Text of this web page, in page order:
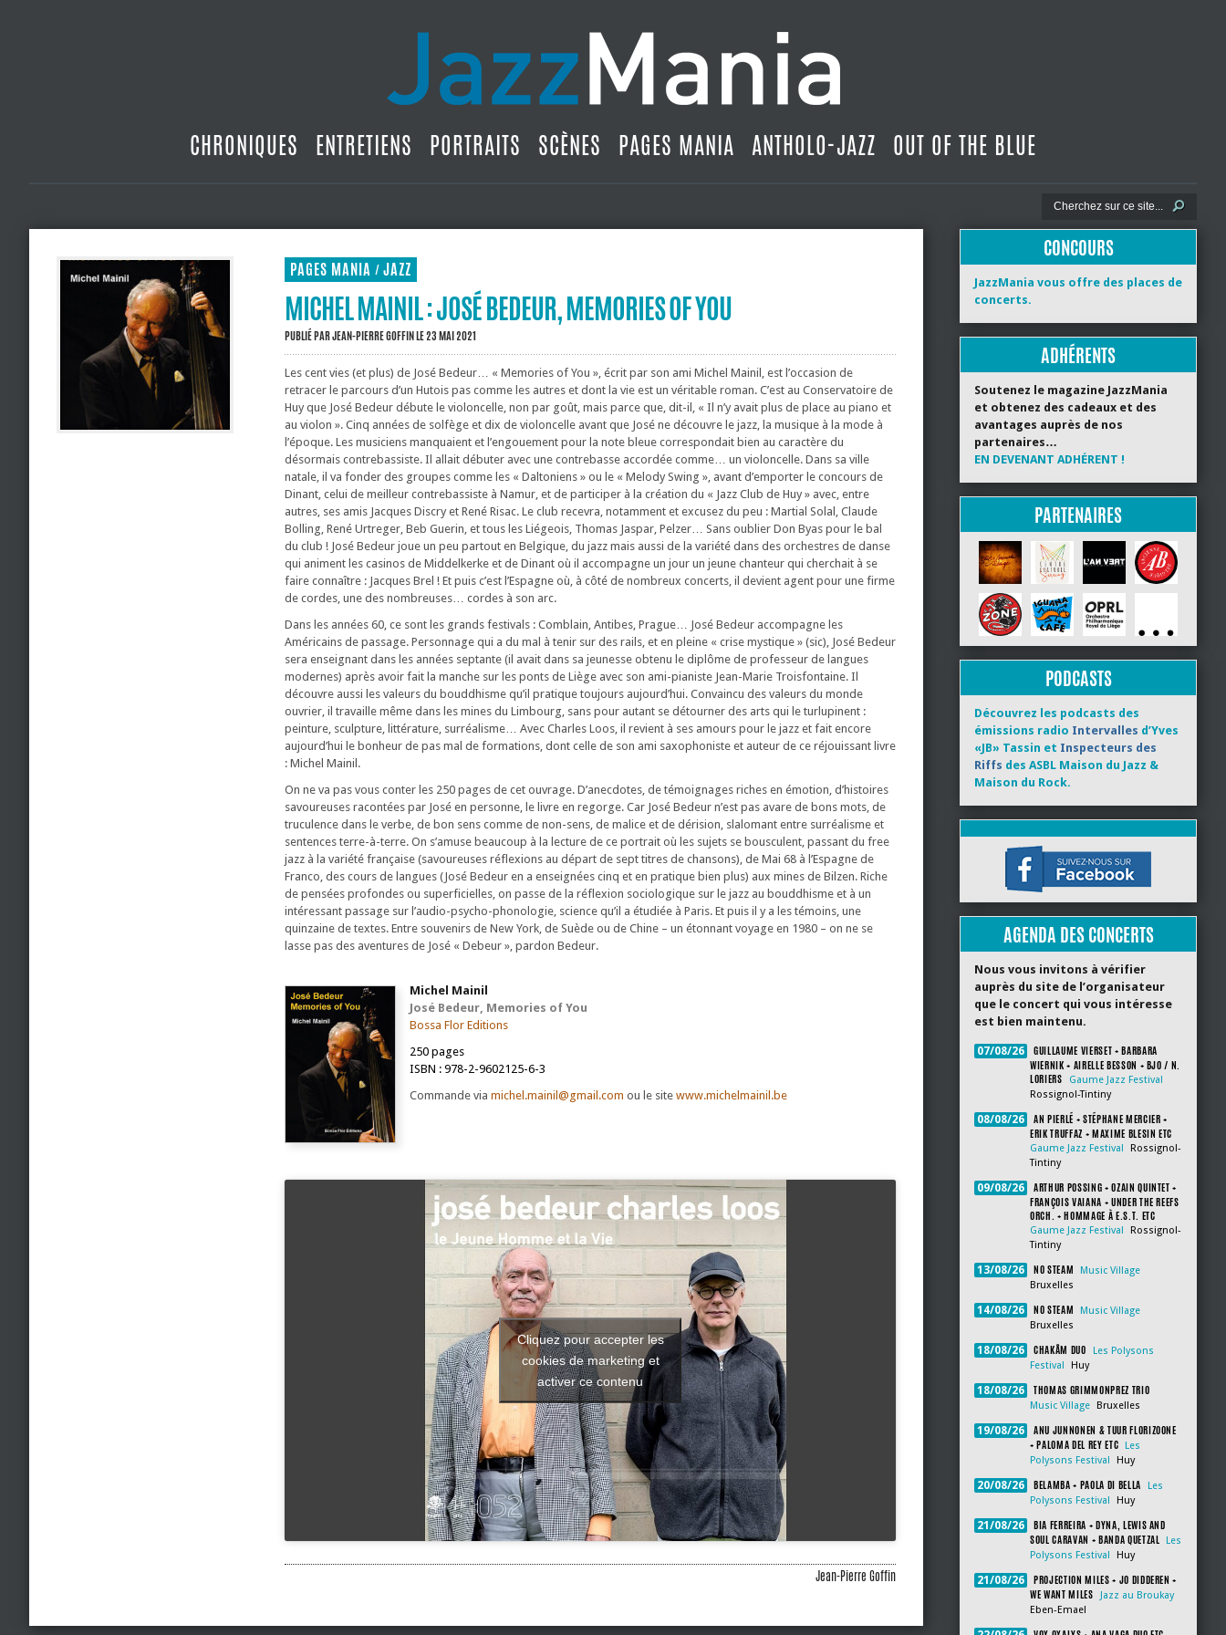
CHRONIQUES ENTRETIENS PORTRAITS SCÈNES PAGES MANIA ANTHOLO-JAZZ OUT OF THE BLUE
PAGES MANIA / JAZZ
MICHEL MAINIL : JOSÉ BEDEUR, MEMORIES OF YOU
PUBLIÉ PARJEAN-PIERRE GOFFINLE 23 MAI 2021
Les cent vies (et plus) de José Bedeur… « Memories of You », écrit par son ami Michel Mainil, est l’occasion de
retracer le parcours d’un Hutois pas comme les autres et dont la vie est un véritable roman. C’est au Conservatoire de
Huy que José Bedeur débute le violoncelle, non par goût, mais parce que, dit-il, « Il n’y avait plus de place au piano et
au violon ». Cinq années de solfège et dix de violoncelle avant que José ne découvre le jazz, la musique à la mode à
l’époque. Les musiciens manquaient et l’engouement pour la note bleue correspondait bien au caractère du
désormais contrebassiste. Il allait débuter avec une contrebasse accordée comme… un violoncelle. Dans sa ville
natale, il va fonder des groupes comme les « Daltoniens » ou le « Melody Swing », avant d’emporter le concours de
Dinant, celui de meilleur contrebassiste à Namur, et de participer à la création du « Jazz Club de Huy » avec, entre
autres, ses amis Jacques Discry et René Risac. Le club recevra, notamment et excusez du peu : Martial Solal, Claude
Bolling, René Urtreger, Beb Guerin, et tous les Liégeois, Thomas Jaspar, Pelzer… Sans oublier Don Byas pour le bal
du club ! José Bedeur joue un peu partout en Belgique, du jazz mais aussi de la variété dans des orchestres de danse
qui animent les casinos de Middelkerke et de Dinant où il accompagne un jour un jeune chanteur qui cherchait à se
faire connaître : Jacques Brel ! Et puis c’est l’Espagne où, à côté de nombreux concerts, il devient agent pour une firme
de cordes, une des nombreuses… cordes à son arc.
Dans les années 60, ce sont les grands festivals : Comblain, Antibes, Prague… José Bedeur accompagne les
Américains de passage. Personnage qui a du mal à tenir sur des rails, et en pleine « crise mystique » (sic), José Bedeur
sera enseignant dans les années septante (il avait dans sa jeunesse obtenu le diplôme de professeur de langues
modernes) après avoir fait la manche sur les ponts de Liège avec son ami-pianiste Jean-Marie Troisfontaine. Il
découvre aussi les valeurs du bouddhisme qu’il pratique toujours aujourd’hui. Convaincu des valeurs du monde
ouvrier, il travaille même dans les mines du Limbourg, sans pour autant se détourner des arts qui le turlupinent :
peinture, sculpture, littérature, surréalisme… Avec Charles Loos, il revient à ses amours pour le jazz et fait encore
aujourd’hui le bonheur de pas mal de formations, dont celle de son ami saxophoniste et auteur de ce réjouissant livre
: Michel Mainil.
On ne va pas vous conter les 250 pages de cet ouvrage. D’anecdotes, de témoignages riches en émotion, d’histoires
savoureuses racontées par José en personne, le livre en regorge. Car José Bedeur n’est pas avare de bons mots, de
truculence dans le verbe, de bon sens comme de non-sens, de malice et de dérision, slalomant entre surréalisme et
sentences terre-à-terre. On s’amuse beaucoup à la lecture de ce portrait où les sujets se bousculent, passant du free
jazz à la variété française (savoureuses réflexions au départ de sept titres de chansons), de Mai 68 à l’Espagne de
Franco, des cours de langues (José Bedeur en a enseignées cinq et en pratique bien plus) aux mines de Bilzen. Riche
de pensées profondes ou superficielles, on passe de la réflexion sociologique sur le jazz au bouddhisme et à un
intéressant passage sur l’audio-psycho-phonologie, science qu’il a étudiée à Paris. Et puis il y a les témoins, une
quinzaine de textes. Entre souvenirs de New York, de Suède ou de Chine – un étonnant voyage en 1980 – on ne se
lasse pas des aventures de José « Debeur », pardon Bedeur.
Michel Mainil
José Bedeur, Memories of You
Bossa Flor Editions
250 pages
ISBN : 978-2-9602125-6-3
Commande via michel.mainil@gmail.com ou le site www.michelmainil.be
Cliquez pour accepter les
cookies de marketing et
activer ce contenu
Jean-Pierre Goffin
CONCOURS
JazzMania vous offre des places de
concerts.
ADHÉRENTS
Soutenez le magazine JazzMania
et obtenez des cadeaux et des
avantages auprès de nos
partenaires…
EN DEVENANT ADHÉRENT !
PARTENAIRES
PODCASTS
Découvrez les podcasts des
émissions radio Intervalles d’Yves
«JB» Tassin et Inspecteurs des
Riffs des ASBL Maison du Jazz &
Maison du Rock.
AGENDA DES CONCERTS
Nous vous invitons à vérifier
auprès du site de l’organisateur
que le concert qui vous intéresse
est bien maintenu.
07/08/26
GUILLAUME VIERSET + BARBARA
WIERNIK + AIRELLE BESSON + BJO / N.
LORIERS
Gaume Jazz Festival
Rossignol-Tintiny
08/08/26
AN PIERLÉ + STÉPHANE MERCIER +
ERIK TRUFFAZ + MAXIME BLESIN ETC
Gaume Jazz Festival
Rossignol-
Tintiny
09/08/26
ARTHUR POSSING + OZAIN QUINTET +
FRANÇOIS VAIANA + UNDER THE REEFS
ORCH. + HOMMAGE À E.S.T. ETC
Gaume Jazz Festival
Rossignol-
Tintiny
13/08/26 NO STEAM
Music Village
Bruxelles
14/08/26 NO STEAM
Music Village
Bruxelles
18/08/26 CHAKÂM DUO
Les Polysons
Festival
Huy
18/08/26 THOMAS GRIMMONPREZ TRIO
Music Village Bruxelles
19/08/26
ANU JUNNONEN & TUUR FLORIZOONE
+ PALOMA DEL REY ETC
Les
Polysons Festival
Huy
20/08/26 BELAMBA + PAOLA DI BELLA
Les
Polysons Festival
Huy
21/08/26
BIA FERREIRA + DYNA, LEWIS AND
SOUL CARAVAN + BANDA QUETZAL
Les
Polysons Festival
Huy
21/08/26
PROJECTION MILES + JO DIDDEREN +
WE WANT MILES
Jazz au Broukay
Eben-Emael